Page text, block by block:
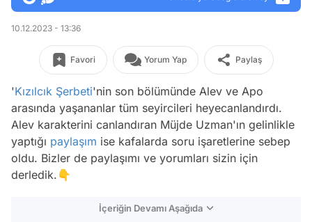
10.12.2023 - 13:36
Favori Yorum Yap Paylaş
'Kızılcık Şerbeti'nin son bölümünde Alev ve Apo
arasında yaşananlar tüm seyircileri heyecanlandırdı.
Alev karakterini canlandıran Müjde Uzman'ın gelinlikle
yaptığı paylaşım ise kafalarda soru işaretlerine sebep
oldu. Bizler de paylaşımı ve yorumları sizin için
derledik.👇
İçeriğin Devamı Aşağıda